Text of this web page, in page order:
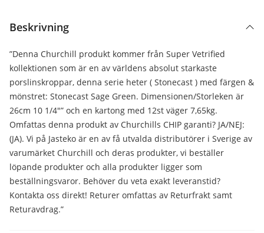
Beskrivning
”Denna Churchill produkt kommer från Super Vetrified
kollektionen som är en av världens absolut starkaste
porslinskroppar, denna serie heter ( Stonecast ) med färgen &
mönstret: Stonecast Sage Green. Dimensionen/Storleken är
26cm 10 1/4″” och en kartong med 12st väger 7,65kg.
Omfattas denna produkt av Churchills CHIP garanti? JA/NEJ:
(JA). Vi på Jasteko är en av få utvalda distributörer i Sverige av
varumärket Churchill och deras produkter, vi beställer
löpande produkter och alla produkter ligger som
beställningsvaror. Behöver du veta exakt leveranstid?
Kontakta oss direkt! Returer omfattas av Returfrakt samt
Returavdrag.”